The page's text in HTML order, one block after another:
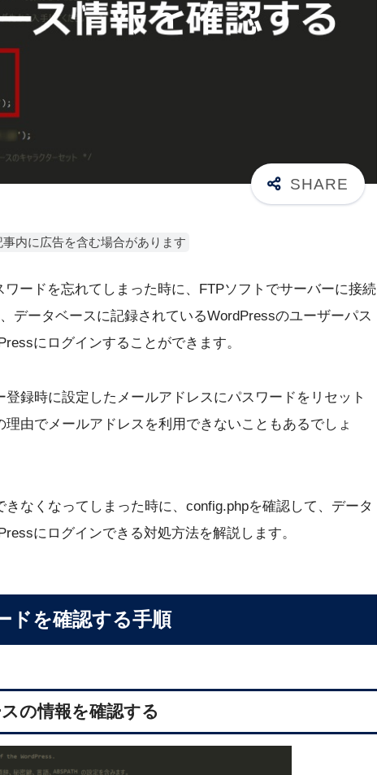
事内に広告を含む場合があります
ードを忘れてしまった時に、FTPソフトでサーバーに接続
データベースに記録されているWordPressのユーザーパス
にログインすることができます。
録時に設定したメールアドレスにパスワードをリセット
由でメールアドレスを利用できないこともあるでしょ
なくなってしまった時に、config.phpを確認して、データ
にログインできる対処方法を解説します。
ドを確認する手順
の情報を確認する